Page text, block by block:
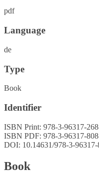
pdf
Language
de
Type
Book
Identifier
ISBN Print: 978-3-96317-
ISBN PDF: 978-3-96317-
DOI: 10.14631/978-3-96317-
Book